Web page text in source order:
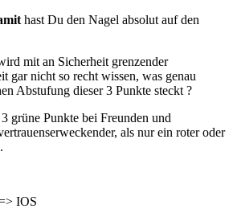
hast Du den Nagel absolut auf den
mit an Sicherheit grenzender
gar nicht so recht wissen, was genau
Abstufung dieser 3 Punkte steckt ?
grüne Punkte bei Freunden und
als nur ein roter oder
IOS